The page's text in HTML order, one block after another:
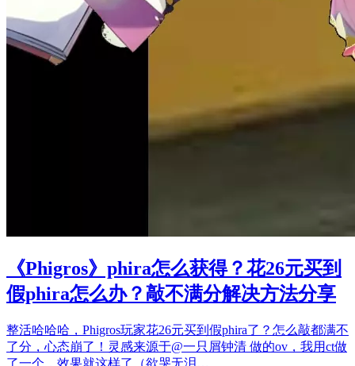
《Phigros》phira怎么获得？花26元买到
假phira怎么办？敲不满分解决方法分享
整活哈哈哈，Phigros玩家花26元买到假phira了？怎么敲都满不
了分，心态崩了！灵感来源于@一只屑钟清 做的ov，我用ct做
了一个，效果就这样了（欲哭无泪…